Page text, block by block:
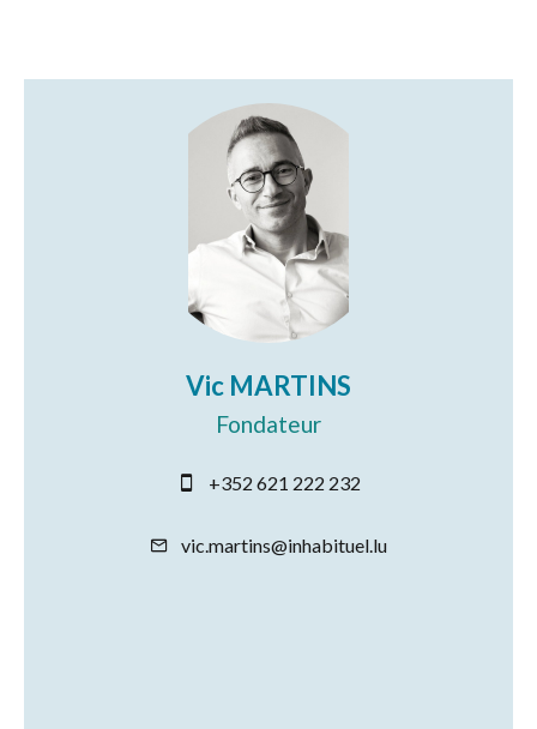
Vic MARTINS
Fondateur
+352 621 222 232
vic.martins@inhabituel.lu